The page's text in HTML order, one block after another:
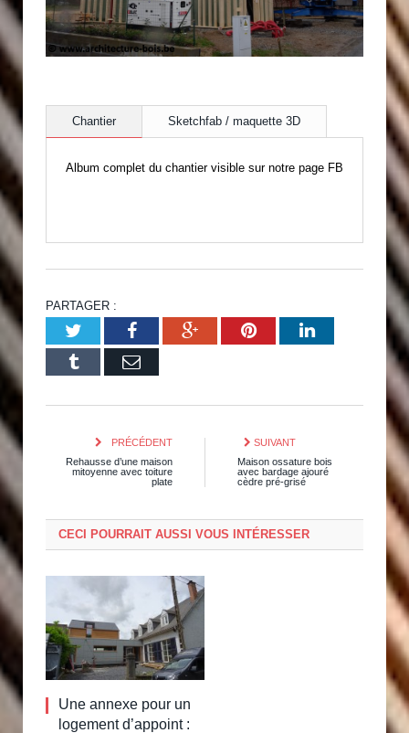
Chantier Sketchfab / maquette 3D
Album complet du chantier visible sur notre page FB
PARTAGER :
TwitterFacebookGoogle+PinterestLinkedIn
Tumblr Email
PRÉCÉDENT
Rehausse d’une maison
mitoyenne avec toiture
plate
SUIVANT
Maison ossature bois
avec bardage ajouré
cèdre pré-grisé
CECI POURRAIT AUSSI VOUS INTÉRESSER
Une annexe pour un
logement d’appoint :